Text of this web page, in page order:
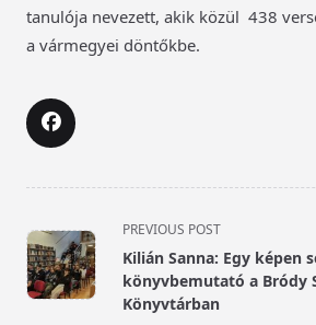
tanulója nevezett, akik közül 438
a vármegyei döntőkbe.
<span
class="nav-
subtitle
screen-
PREVIOUS POST
Kilián Sanna: Egy képen
könyvbemutató a Bródy
Könyvtárban